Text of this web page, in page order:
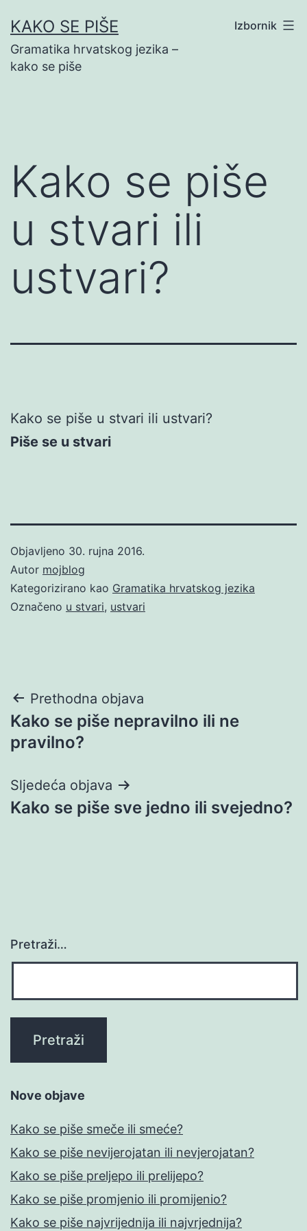
na
sadržaj
KAKO SE PIŠE
Gramatika hrvatskog jezika –
kako se piše
Izbornik
Kako se piše
u stvari ili
ustvari?
Kako se piše u stvari ili ustvari?
Piše se u stvari
Objavljeno 30. rujna 2016.
Autor mojblog
Kategorizirano kao Gramatika hrvatskog jezika
Označeno u stvari, ustvari
Navigacija
objava
Prethodna objava
Kako se piše nepravilno ili ne
pravilno?
Sljedeća objava
Kako se piše sve jedno ili svejedno?
Pretraži…
Nove objave
Kako se piše smeče ili smeće?
Kako se piše nevijerojatan ili nevjerojatan?
Kako se piše preljepo ili prelijepo?
Kako se piše promjenio ili promijenio?
Kako se piše najvrijednija ili najvrjednija?